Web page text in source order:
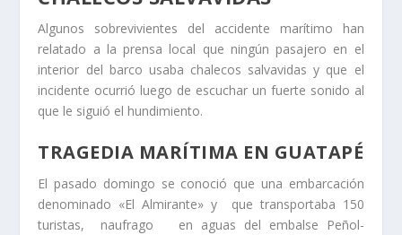
Algunos sobrevivientes del accidente marítimo han
relatado a la prensa local que ningún pasajero en el
interior del barco usaba chalecos salvavidas y que el
incidente ocurrió luego de escuchar un fuerte sonido al
que le siguió el hundimiento.
TRAGEDIA MARÍTIMA EN GUATAPÉ
El pasado domingo se conoció que una embarcación
denominado «El Almirante» y que transportaba 150
turistas, naufrago en aguas del embalse Peñol-